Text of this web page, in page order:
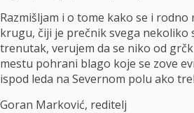
Razmišljam i o tome kako se i
krugu, čiji je prečnik svega nekoliko
trenutak, verujem da se niko od
mestu pohrani blago koje se zove
ispod leda na Severnom polu ako
Goran Marković, reditelj